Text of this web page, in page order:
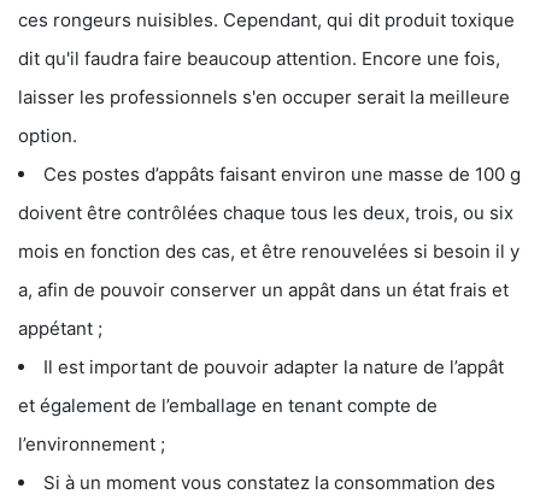
ces rongeurs nuisibles. Cependant, qui dit produit toxique
dit qu'il faudra faire beaucoup attention. Encore une fois,
laisser les professionnels s'en occuper serait la meilleure
option.
Ces postes d’appâts faisant environ une masse de 100 g
doivent être contrôlées chaque tous les deux, trois, ou six
mois en fonction des cas, et être renouvelées si besoin il y
a, afin de pouvoir conserver un appât dans un état frais et
appétant ;
Il est important de pouvoir adapter la nature de l’appât
et également de l’emballage en tenant compte de
l’environnement ;
Si à un moment vous constatez la consommation des